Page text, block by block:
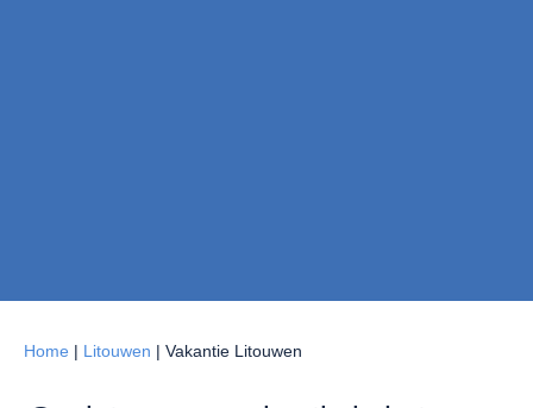
Home | Litouwen | Vakantie Litouwen